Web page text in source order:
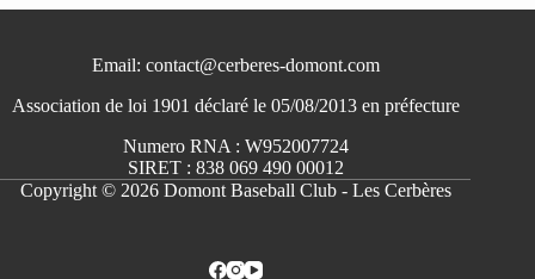
Email: contact@cerberes-domont.com
Association de loi 1901 déclaré le 05/08/2013 en préfecture
Numero RNA : W952007724
SIRET : 838 069 490 00012
Copyright © 2026 Domont Baseball Club - Les Cerbères